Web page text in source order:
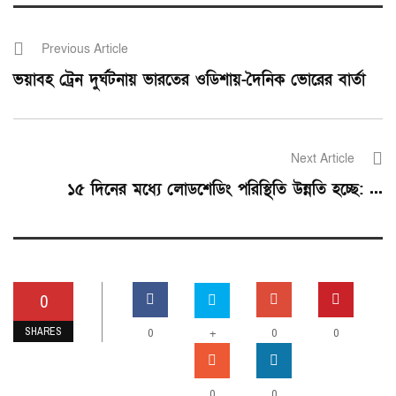
Previous Article
ভয়াবহ ট্রেন দুর্ঘটনায় ভারতের ওডিশায়-দৈনিক ভোরের বার্তা
Next Article
১৫ দিনের মধ্যে লোডশেডিং পরিস্থিতি উন্নতি হচ্ছে: ...
0
SHARES 0 + 0 0